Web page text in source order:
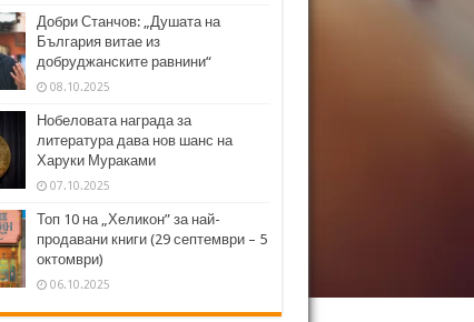
Добри Станчов: „Душата на
България витае из
добруджанските равнини“
08.10.2025
Нобеловата награда за
литература дава нов шанс на
Харуки Мураками
07.10.2025
Топ 10 на „Хеликон” за най-
продавани книги (29 септември – 5
октомври)
06.10.2025